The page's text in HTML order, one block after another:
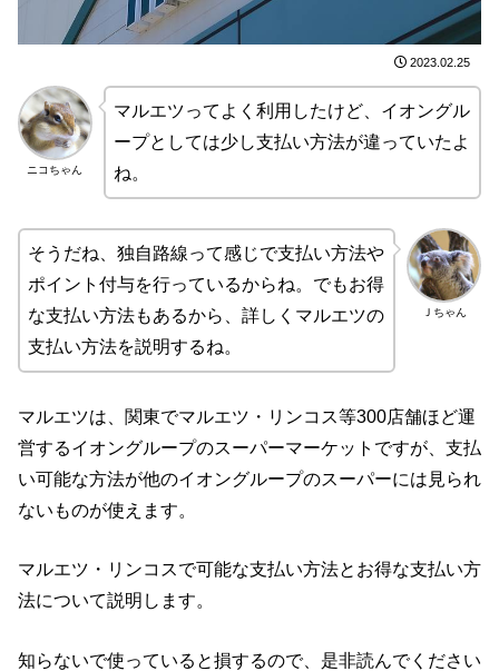
2023.02.25
ニコちゃん
マルエツってよく利用したけど、イオングル
ープとしては少し支払い方法が違っていたよ
ね。
Ｊちゃん
そうだね、独自路線って感じで支払い方法や
ポイント付与を行っているからね。でもお得
な支払い方法もあるから、詳しくマルエツの
支払い方法を説明するね。
マルエツは、関東でマルエツ・リンコス等300店舗ほど運
営するイオングループのスーパーマーケットですが、支払
い可能な方法が他のイオングループのスーパーには見られ
ないものが使えます。
マルエツ・リンコスで可能な支払い方法とお得な支払い方
法について説明します。
知らないで使っていると損するので、是非読んでください